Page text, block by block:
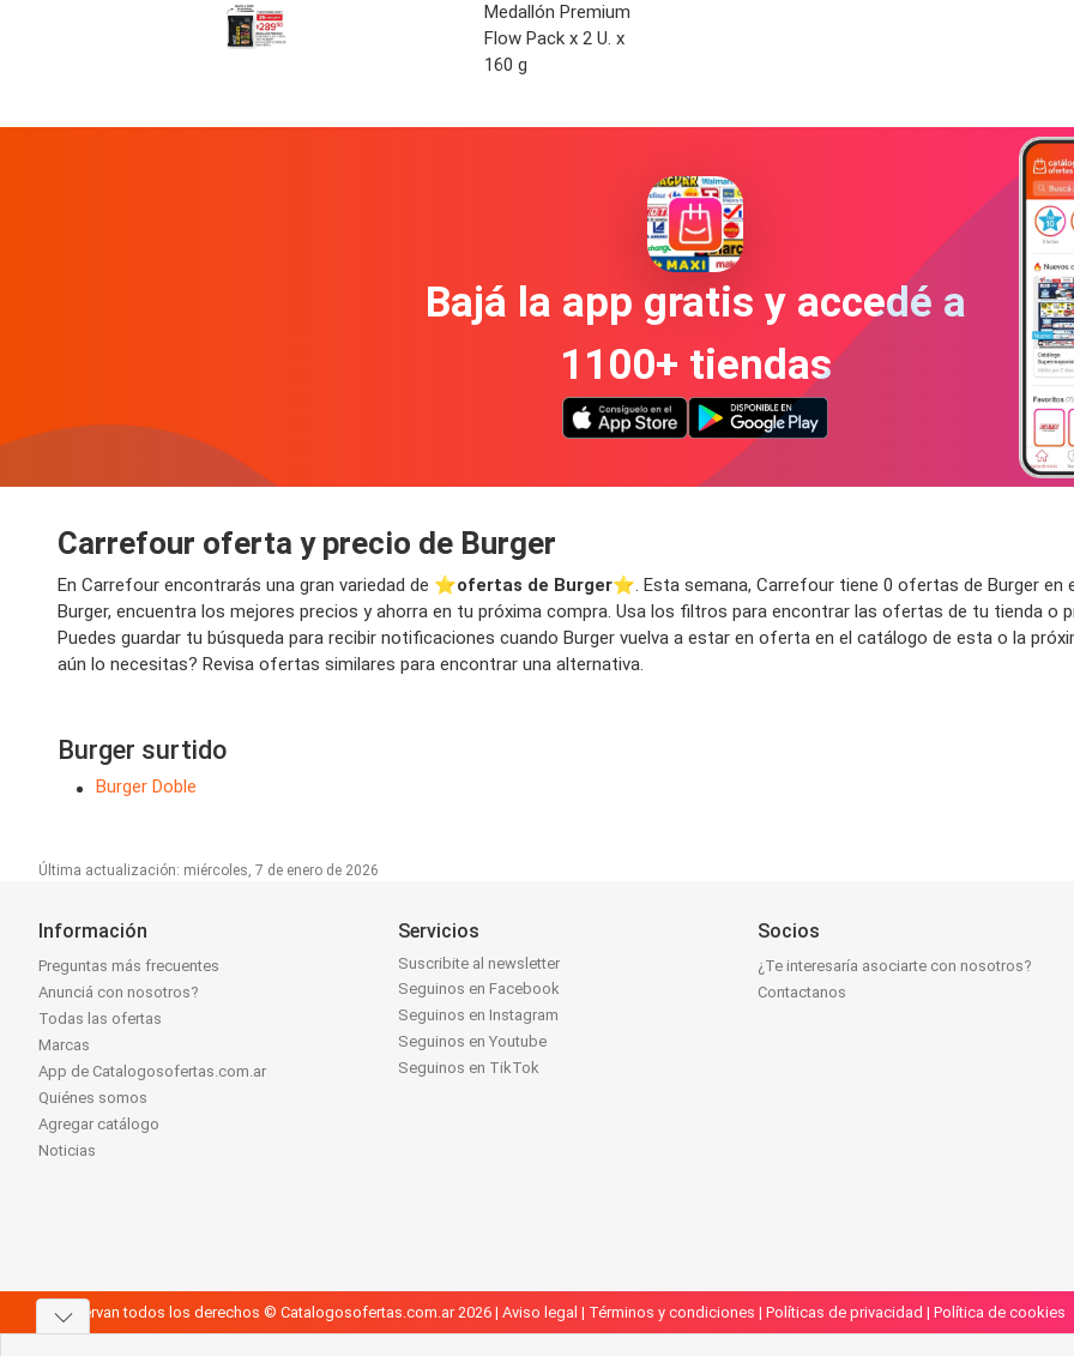
Medallón Premium
Flow Pack x 2 U. x
160 g
Bajá la app gratis y accedé a
1100+ tiendas
Carrefour oferta y precio de Burger
En Carrefour encontrarás una gran variedad de ⭐️ofertas de Burger⭐️. Esta semana, Carrefour tiene 0 ofertas de Burger
Burger, encuentra los mejores precios y ahorra en tu próxima compra. Usa los filtros para encontrar las ofertas de tu tienda o
Puedes guardar tu búsqueda para recibir notificaciones cuando Burger vuelva a estar en oferta en el catálogo de esta o la
aún lo necesitas? Revisa ofertas similares para encontrar una alternativa.
Burger surtido
Burger Doble
Última actualización: miércoles, 7 de enero de 2026
Información
Preguntas más frecuentes
Anunciá con nosotros?
Todas las ofertas
Marcas
App de Catalogosofertas.com.ar
Quiénes somos
Agregar catálogo
Noticias
Servicios
Suscribite al newsletter
Seguinos en Facebook
Seguinos en Instagram
Seguinos en Youtube
Seguinos en TikTok
Socios
¿Te interesaría asociarte con nosotros?
Contactanos
Se reservan todos los derechos © Catalogosofertas.com.ar 2026 | Aviso legal | Términos y condiciones | Políticas de privacidad | Política de cookies